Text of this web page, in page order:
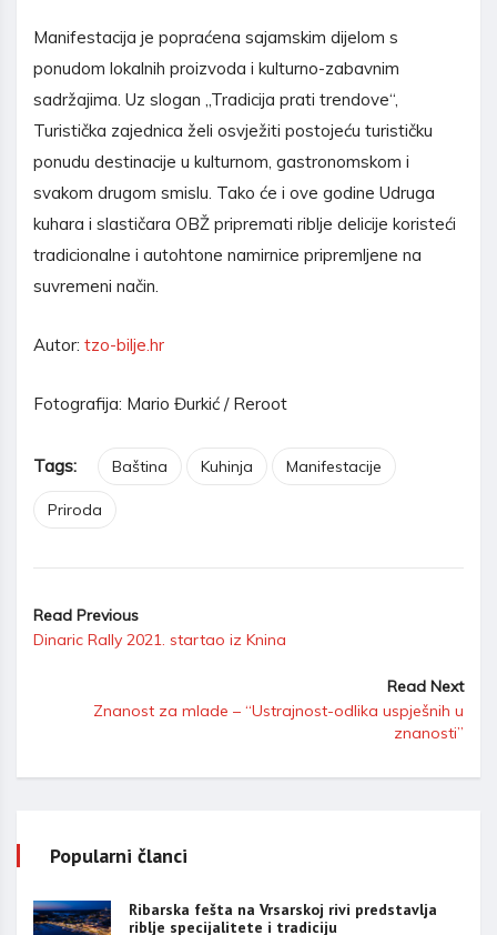
Manifestacija je popraćena sajamskim dijelom s
ponudom lokalnih proizvoda i kulturno-zabavnim
sadržajima. Uz slogan „Tradicija prati trendove“,
Turistička zajednica želi osvježiti postojeću turističku
ponudu destinacije u kulturnom, gastronomskom i
svakom drugom smislu. Tako će i ove godine Udruga
kuhara i slastičara OBŽ pripremati riblje delicije koristeći
tradicionalne i autohtone namirnice pripremljene na
suvremeni način.
Autor: tzo-bilje.hr
Fotografija: Mario Đurkić / Reroot
Tags: Baština Kuhinja Manifestacije
Priroda
Read Previous
Dinaric Rally 2021. startao iz Knina
Read Next
Znanost za mlade – “Ustrajnost-odlika uspješnih u
znanosti”
Popularni članci
Ribarska fešta na Vrsarskoj rivi predstavlja
riblje specijalitete i tradiciju